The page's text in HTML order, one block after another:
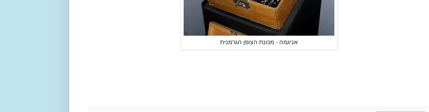
אניגמה - מכונת הצופן הגרמנית